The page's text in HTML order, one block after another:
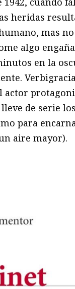
heridas
mas
algo
en la
actor
de serie
para
aire mayor).